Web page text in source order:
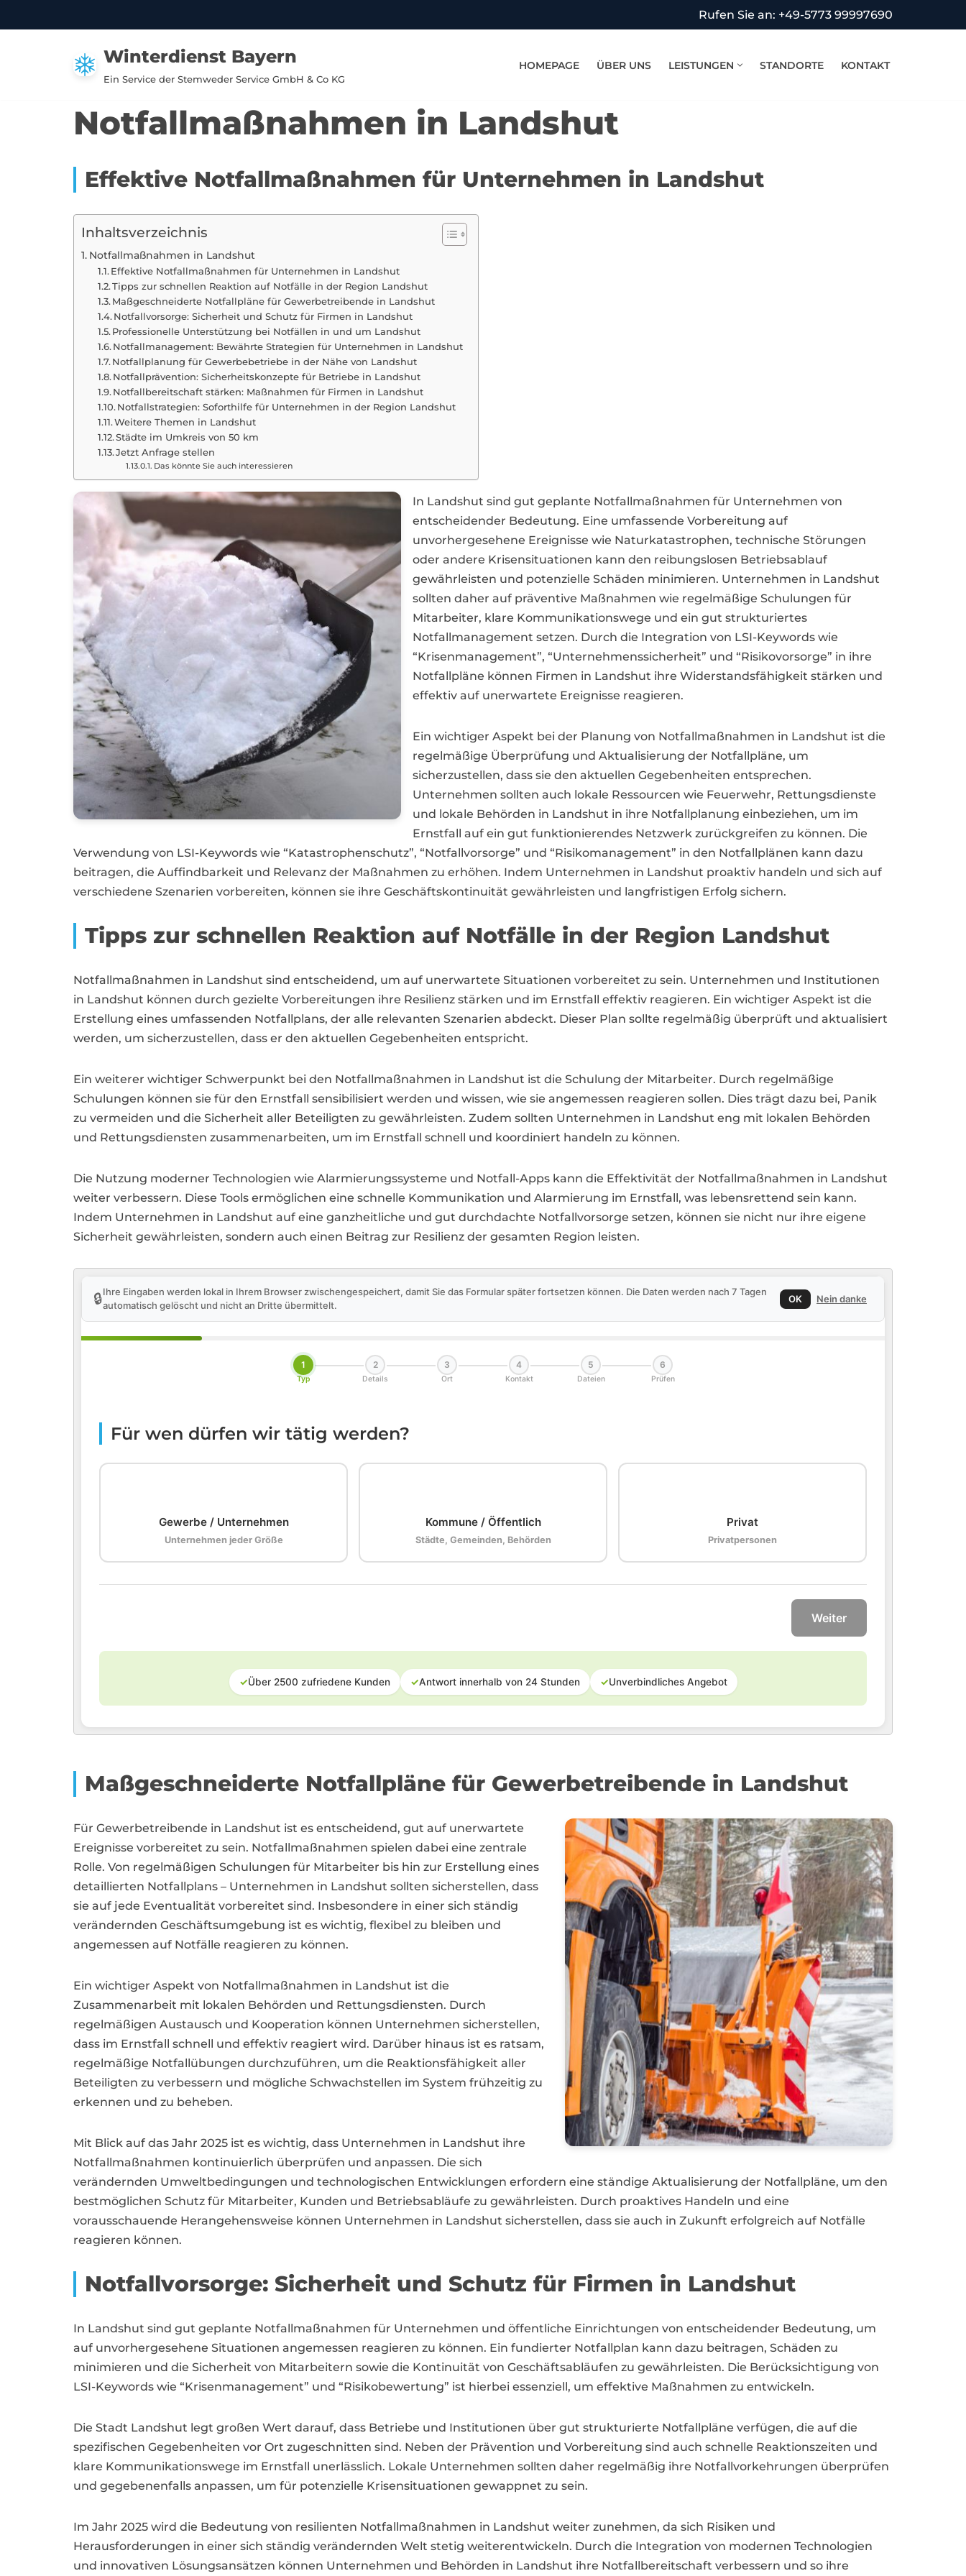
Rufen Sie an: +49-5773 99997690
Winterdienst Bayern
Ein Service der Stemweder Service GmbH & Co KG
HOMEPAGE ÜBER UNS LEISTUNGEN STANDORTE KONTAKT
Notfallmaßnahmen in Landshut
Effektive Notfallmaßnahmen für Unternehmen in Landshut
Inhaltsverzeichnis
Notfallmaßnahmen in Landshut
Effektive Notfallmaßnahmen für Unternehmen in Landshut
Tipps zur schnellen Reaktion auf Notfälle in der Region Landshut
Maßgeschneiderte Notfallpläne für Gewerbetreibende in Landshut
Notfallvorsorge: Sicherheit und Schutz für Firmen in Landshut
Professionelle Unterstützung bei Notfällen in und um Landshut
Notfallmanagement: Bewährte Strategien für Unternehmen in Landshut
Notfallplanung für Gewerbebetriebe in der Nähe von Landshut
Notfallprävention: Sicherheitskonzepte für Betriebe in Landshut
Notfallbereitschaft stärken: Maßnahmen für Firmen in Landshut
Notfallstrategien: Soforthilfe für Unternehmen in der Region Landshut
Weitere Themen in Landshut
Städte im Umkreis von 50 km
Jetzt Anfrage stellen
Das könnte Sie auch interessieren
In Landshut sind gut geplante Notfallmaßnahmen für Unternehmen von
entscheidender Bedeutung. Eine umfassende Vorbereitung auf
unvorhergesehene Ereignisse wie Naturkatastrophen, technische Störungen
oder andere Krisensituationen kann den reibungslosen Betriebsablauf
gewährleisten und potenzielle Schäden minimieren. Unternehmen in Landshut
sollten daher auf präventive Maßnahmen wie regelmäßige Schulungen für
Mitarbeiter, klare Kommunikationswege und ein gut strukturiertes
Notfallmanagement setzen. Durch die Integration von LSI-Keywords wie
“Krisenmanagement”, “Unternehmenssicherheit” und “Risikovorsorge” in ihre
Notfallpläne können Firmen in Landshut ihre Widerstandsfähigkeit stärken und
effektiv auf unerwartete Ereignisse reagieren.
Ein wichtiger Aspekt bei der Planung von Notfallmaßnahmen in Landshut ist die
regelmäßige Überprüfung und Aktualisierung der Notfallpläne, um
sicherzustellen, dass sie den aktuellen Gegebenheiten entsprechen.
Unternehmen sollten auch lokale Ressourcen wie Feuerwehr, Rettungsdienste
und lokale Behörden in Landshut in ihre Notfallplanung einbeziehen, um im
Ernstfall auf ein gut funktionierendes Netzwerk zurückgreifen zu können. Die
Verwendung von LSI-Keywords wie “Katastrophenschutz”, “Notfallvorsorge” und “Risikomanagement” in den Notfallplänen kann dazu
beitragen, die Auffindbarkeit und Relevanz der Maßnahmen zu erhöhen. Indem Unternehmen in Landshut proaktiv handeln und sich auf
verschiedene Szenarien vorbereiten, können sie ihre Geschäftskontinuität gewährleisten und langfristigen Erfolg sichern.
Tipps zur schnellen Reaktion auf Notfälle in der Region Landshut
Notfallmaßnahmen in Landshut sind entscheidend, um auf unerwartete Situationen vorbereitet zu sein. Unternehmen und Institutionen
in Landshut können durch gezielte Vorbereitungen ihre Resilienz stärken und im Ernstfall effektiv reagieren. Ein wichtiger Aspekt ist die
Erstellung eines umfassenden Notfallplans, der alle relevanten Szenarien abdeckt. Dieser Plan sollte regelmäßig überprüft und aktualisiert
werden, um sicherzustellen, dass er den aktuellen Gegebenheiten entspricht.
Ein weiterer wichtiger Schwerpunkt bei den Notfallmaßnahmen in Landshut ist die Schulung der Mitarbeiter. Durch regelmäßige
Schulungen können sie für den Ernstfall sensibilisiert werden und wissen, wie sie angemessen reagieren sollen. Dies trägt dazu bei, Panik
zu vermeiden und die Sicherheit aller Beteiligten zu gewährleisten. Zudem sollten Unternehmen in Landshut eng mit lokalen Behörden
und Rettungsdiensten zusammenarbeiten, um im Ernstfall schnell und koordiniert handeln zu können.
Die Nutzung moderner Technologien wie Alarmierungssysteme und Notfall-Apps kann die Effektivität der Notfallmaßnahmen in Landshut
weiter verbessern. Diese Tools ermöglichen eine schnelle Kommunikation und Alarmierung im Ernstfall, was lebensrettend sein kann.
Indem Unternehmen in Landshut auf eine ganzheitliche und gut durchdachte Notfallvorsorge setzen, können sie nicht nur ihre eigene
Sicherheit gewährleisten, sondern auch einen Beitrag zur Resilienz der gesamten Region leisten.
🔒Ihre Eingaben werden lokal in Ihrem Browser zwischengespeichert, damit Sie das Formular später fortsetzen können. Die Daten werden nach 7 Tagen
automatisch gelöscht und nicht an Dritte übermittelt.
OK Nein danke
1
Typ
2
Details
3
Ort
4
Kontakt
5
Dateien
6
Prüfen
Für wen dürfen wir tätig werden?
Gewerbe / Unternehmen
Unternehmen jeder Größe
Kommune / Öffentlich
Städte, Gemeinden, Behörden
Privat
Privatpersonen
Weiter
✓Über 2500 zufriedene Kunden ✓Antwort innerhalb von 24 Stunden ✓Unverbindliches Angebot
Maßgeschneiderte Notfallpläne für Gewerbetreibende in Landshut
Für Gewerbetreibende in Landshut ist es entscheidend, gut auf unerwartete
Ereignisse vorbereitet zu sein. Notfallmaßnahmen spielen dabei eine zentrale
Rolle. Von regelmäßigen Schulungen für Mitarbeiter bis hin zur Erstellung eines
detaillierten Notfallplans – Unternehmen in Landshut sollten sicherstellen, dass
sie auf jede Eventualität vorbereitet sind. Insbesondere in einer sich ständig
verändernden Geschäftsumgebung ist es wichtig, flexibel zu bleiben und
angemessen auf Notfälle reagieren zu können.
Ein wichtiger Aspekt von Notfallmaßnahmen in Landshut ist die
Zusammenarbeit mit lokalen Behörden und Rettungsdiensten. Durch
regelmäßigen Austausch und Kooperation können Unternehmen sicherstellen,
dass im Ernstfall schnell und effektiv reagiert wird. Darüber hinaus ist es ratsam,
regelmäßige Notfallübungen durchzuführen, um die Reaktionsfähigkeit aller
Beteiligten zu verbessern und mögliche Schwachstellen im System frühzeitig zu
erkennen und zu beheben.
Mit Blick auf das Jahr 2025 ist es wichtig, dass Unternehmen in Landshut ihre
Notfallmaßnahmen kontinuierlich überprüfen und anpassen. Die sich
verändernden Umweltbedingungen und technologischen Entwicklungen erfordern eine ständige Aktualisierung der Notfallpläne, um den
bestmöglichen Schutz für Mitarbeiter, Kunden und Betriebsabläufe zu gewährleisten. Durch proaktives Handeln und eine
vorausschauende Herangehensweise können Unternehmen in Landshut sicherstellen, dass sie auch in Zukunft erfolgreich auf Notfälle
reagieren können.
Notfallvorsorge: Sicherheit und Schutz für Firmen in Landshut
In Landshut sind gut geplante Notfallmaßnahmen für Unternehmen und öffentliche Einrichtungen von entscheidender Bedeutung, um
auf unvorhergesehene Situationen angemessen reagieren zu können. Ein fundierter Notfallplan kann dazu beitragen, Schäden zu
minimieren und die Sicherheit von Mitarbeitern sowie die Kontinuität von Geschäftsabläufen zu gewährleisten. Die Berücksichtigung von
LSI-Keywords wie “Krisenmanagement” und “Risikobewertung” ist hierbei essenziell, um effektive Maßnahmen zu entwickeln.
Die Stadt Landshut legt großen Wert darauf, dass Betriebe und Institutionen über gut strukturierte Notfallpläne verfügen, die auf die
spezifischen Gegebenheiten vor Ort zugeschnitten sind. Neben der Prävention und Vorbereitung sind auch schnelle Reaktionszeiten und
klare Kommunikationswege im Ernstfall unerlässlich. Lokale Unternehmen sollten daher regelmäßig ihre Notfallvorkehrungen überprüfen
und gegebenenfalls anpassen, um für potenzielle Krisensituationen gewappnet zu sein.
Im Jahr 2025 wird die Bedeutung von resilienten Notfallmaßnahmen in Landshut weiter zunehmen, da sich Risiken und
Herausforderungen in einer sich ständig verändernden Welt stetig weiterentwickeln. Durch die Integration von modernen Technologien
und innovativen Lösungsansätzen können Unternehmen und Behörden in Landshut ihre Notfallbereitschaft verbessern und so ihre